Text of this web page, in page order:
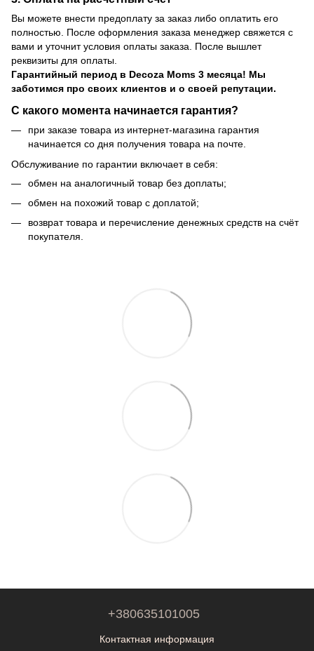
Вы можете внести предоплату за заказ либо оплатить его
полностью. После оформления заказа менеджер свяжется с
вами и уточнит условия оплаты заказа. После вышлет
реквизиты для оплаты.
Гарантийный период в Decoza Moms 3 месяца! Мы
заботимся про своих клиентов и о своей репутации.
С какого момента начинается гарантия?
при заказе товара из интернет-магазина гарантия
начинается со дня получения товара на почте.
Обслуживание по гарантии включает в себя:
обмен на аналогичный товар без доплаты;
обмен на похожий товар с доплатой;
возврат товара и перечисление денежных средств на счёт
покупателя.
+380635101005
Контактная информация